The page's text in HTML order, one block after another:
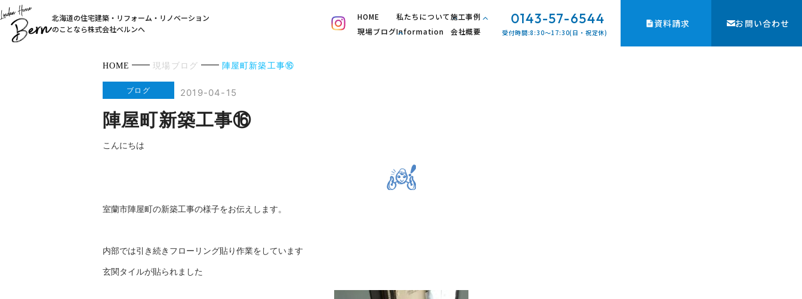
北海道の住宅建築・リフォーム・リノベーション
のことなら株式会社ベルンへ
HOME
現場ブログ
私たちについて
Information
施工事例
会社概要
0143-57-6544
受付時間:8:30〜17:30(日・祝定休)
資料請求 お問い合わせ
HOME 現場ブログ 陣屋町新築工事⑯
ブログ 2019-04-15
陣屋町新築工事⑯
こんにちは
室蘭市陣屋町の新築工事の様子をお伝えします。
内部では引き続きフローリング貼り作業をしています
玄関タイルが貼られました